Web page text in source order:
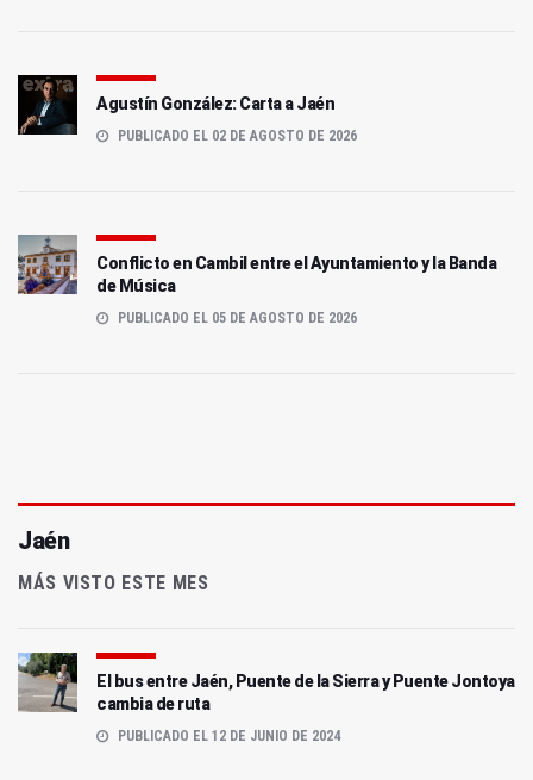
Agustín González: Carta a Jaén
PUBLICADO EL 02 DE AGOSTO DE 2026
Conflicto en Cambil entre el Ayuntamiento y la Banda
de Música
PUBLICADO EL 05 DE AGOSTO DE 2026
Jaén
MÁS VISTO ESTE MES
El bus entre Jaén, Puente de la Sierra y Puente Jontoya
cambia de ruta
PUBLICADO EL 12 DE JUNIO DE 2024